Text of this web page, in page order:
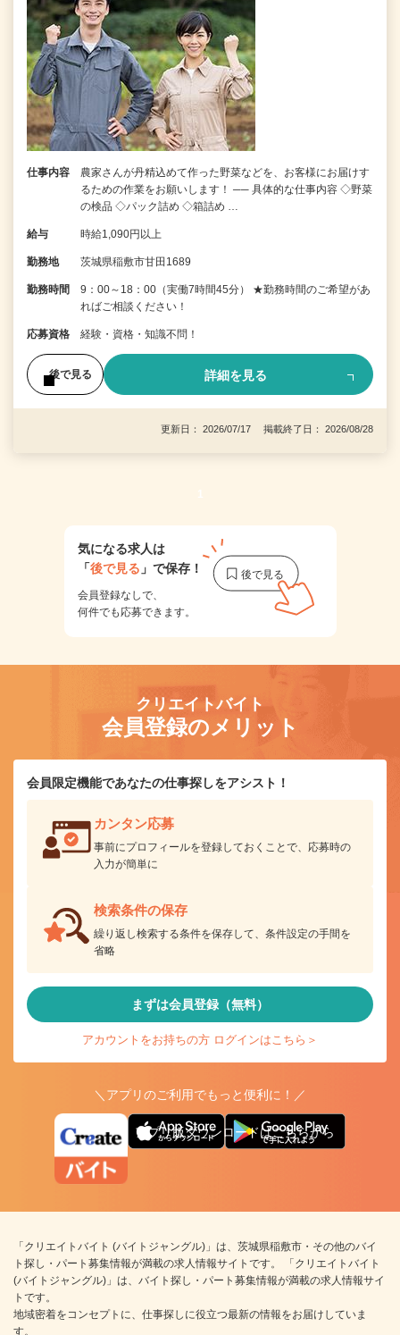
仕事内容
農家さんが丹精込めて作った野菜などを、お客様にお届けす
るための作業をお願いします！ ── 具体的な仕事内容 ◇野菜
の検品 ◇パック詰め ◇箱詰め …
給与 時給1,090円以上
勤務地 茨城県稲敷市甘田1689
勤務時間
9：00～18：00（実働7時間45分） ★勤務時間のご希望があ
ればご相談ください！
応募資格 経験・資格・知識不問！
後で見る 詳細を見る
更新日： 2026/07/17 掲載終了日： 2026/08/28
1
気になる求人は
「後で見る 」で保存！
会員登録なしで、
何件でも応募できます。
クリエイトバイト
会員登録のメリット
会員限定機能であなたの仕事探しをアシスト！
カンタン応募
事前にプロフィールを登録しておくことで、応募時の
入力が簡単に
検索条件の保存
繰り返し検索する条件を保存して、条件設定の手間を
省略
まずは会員登録（無料）
アカウントをお持ちの方 ログインはこちら＞
＼アプリのご利用でもっと便利に！／
アプリ版ダウンロードはこちらから
「クリエイトバイト (バイトジャングル)」は、茨城県稲敷市・その他のバイ
ト探し・パート募集情報が満載の求人情報サイトです。 「クリエイトバイト
(バイトジャングル)」は、バイト探し・パート募集情報が満載の求人情報サイ
トです。
地域密着をコンセプトに、仕事探しに役立つ最新の情報をお届けしていま
す。